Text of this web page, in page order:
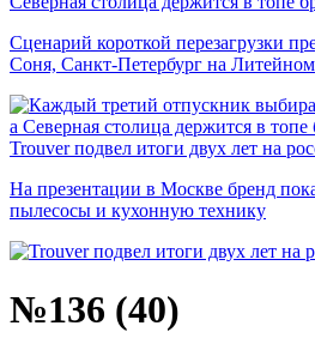
Сценарий короткой перезагрузки
Соня, Санкт-Петербург на Литейном
Trouver подвел итоги двух лет на
На презентации в Москве бренд
пылесосы и кухонную технику
№136 (40)